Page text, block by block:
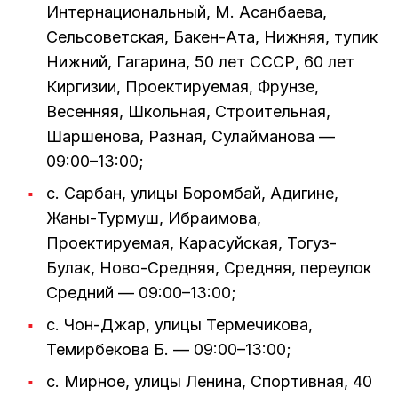
Интернациональный, М. Асанбаева,
Сельсоветская, Бакен-Ата, Нижняя, тупик
Нижний, Гагарина, 50 лет СССР, 60 лет
Киргизии, Проектируемая, Фрунзе,
Весенняя, Школьная, Строительная,
Шаршенова, Разная, Сулайманова —
09:00–13:00;
с. Сарбан, улицы Боромбай, Адигине,
Жаны-Турмуш, Ибраимова,
Проектируемая, Карасуйская, Тогуз-
Булак, Ново-Средняя, Средняя, переулок
Средний — 09:00–13:00;
с. Чон-Джар, улицы Термечикова,
Темирбекова Б. — 09:00–13:00;
с. Мирное, улицы Ленина, Спортивная, 40